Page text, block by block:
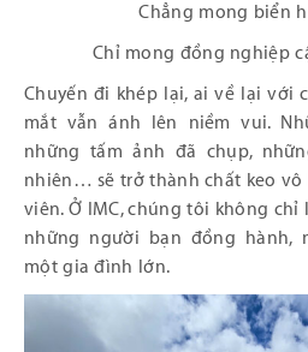
Chẳng mong biển
Chỉ mong đồng nghiệp
Chuyến đi khép lại, ai về lại với
mắt vẫn ánh lên niềm vui.
những tấm ảnh đã chụp,
nhiên… sẽ trở thành chất keo
viên. Ở IMC, chúng tôi không
những người bạn đồng hành,
một gia đình lớn.